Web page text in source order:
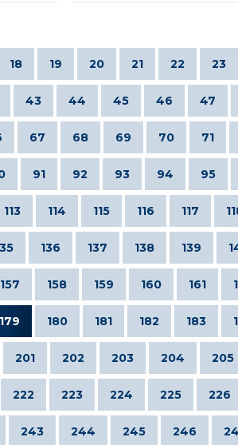
18 19 20 21 22 23
43 44 45 46 47
67 68 69 70 71
91 92 93 94 95
113 114 115 116 117
136 137 138 139
157 158 159 160 161
179 180 181 182 183
201 202 203 204 205
222 223 224 225 226
243 244 245 246